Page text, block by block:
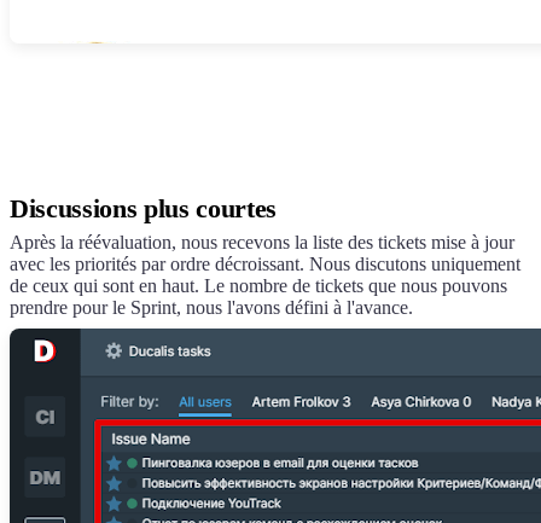
Discussions plus courtes
Après la réévaluation, nous recevons la liste des tickets mise à jour
avec les priorités par ordre décroissant. Nous discutons uniquement
de ceux qui sont en haut. Le nombre de tickets que nous pouvons
prendre pour le Sprint, nous l'avons défini à l'avance.